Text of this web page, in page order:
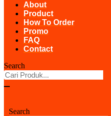
About
Product
How To Order
Promo
FAQ
Contact
Search
Search